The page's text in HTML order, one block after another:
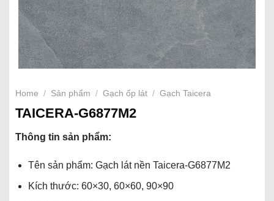
Home / Sản phẩm / Gạch ốp lát / Gạch Taicera
TAICERA-G6877M2
Thông tin sản phẩm:
Tên sản phẩm: Gạch lát nền Taicera-G6877M2
Kích thước: 60×30, 60×60, 90×90